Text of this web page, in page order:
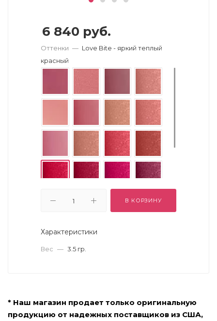
6 840 руб.
Оттенки — Love Bite - яркий теплый
красный
В КОРЗИНУ
Характеристики
Вес — 3.5 гр.
* Наш магазин продает только оригинальную
продукцию от надежных поставщиков из США,